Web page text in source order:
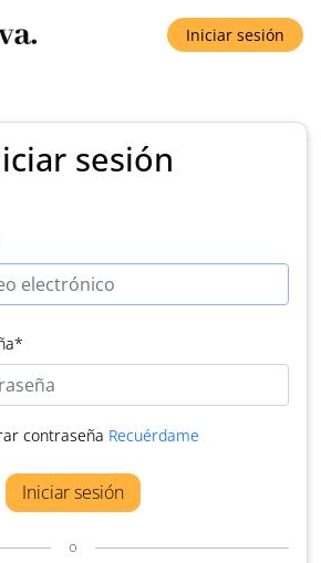
Iniciar sesión
sesión
*
contraseña Recuérdame
Iniciar sesión
o